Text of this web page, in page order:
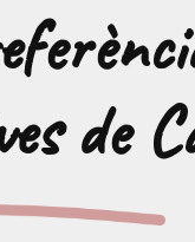
de